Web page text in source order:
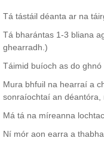
Tá tástáil déanta ar na
Tá bharántas 1-3 bliana
ghearradh.)
Táimid buíoch as do
Mura bhfuil na hearraí a
sonraíochtaí an déantóra,
Má tá na míreanna
Ní mór aon earra a